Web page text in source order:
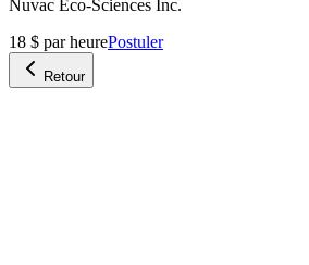
Nuvac Eco-Sciences Inc.
18 $ par heurePostuler
Retour